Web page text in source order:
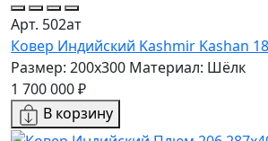
Арт. 502ат
Ковер Индийский Kashmir Kashan
Размер: 200x300 Материал: Шёлк
1 700 000 ₽
В корзину